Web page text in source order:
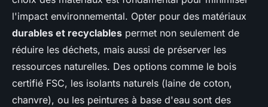
l'impact environnemental. Opter pour des matériaux
durables et recyclables permet non seulement de
réduire les déchets, mais aussi de préserver les
ressources naturelles. Des options comme le bois
certifié FSC, les isolants naturels (laine de coton,
chanvre), ou les peintures à base d'eau sont des